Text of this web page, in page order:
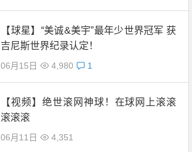
【球星】“美诚&美宇”最年少世界冠军 获
吉尼斯世界纪录认定！
06月15日 4,980 1
【视频】绝世滚网神球！在球网上滚滚
滚滚滚
06月11日 4,351